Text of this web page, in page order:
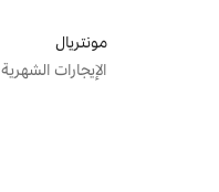
مونتريال
الإيجارات الشهرية